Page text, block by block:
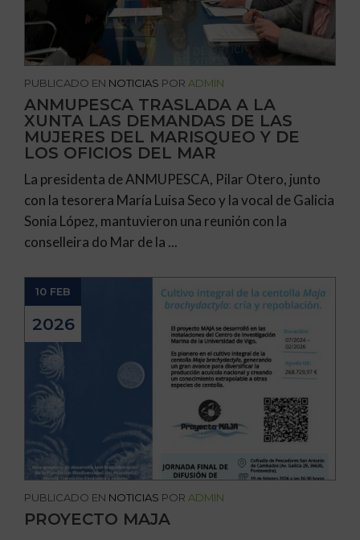
PUBLICADO EN NOTICIAS POR ADMIN
ANMUPESCA TRASLADA A LA
XUNTA LAS DEMANDAS DE LAS
MUJERES DEL MARISQUEO Y DE
LOS OFICIOS DEL MAR
La presidenta de ANMUPESCA, Pilar Otero, junto
con la tesorera María Luisa Seco y la vocal de Galicia
Sonia López, mantuvieron una reunión con la
conselleira do Mar de la ...
10 FEB
2026
PUBLICADO EN NOTICIAS POR ADMIN
PROYECTO MAJA